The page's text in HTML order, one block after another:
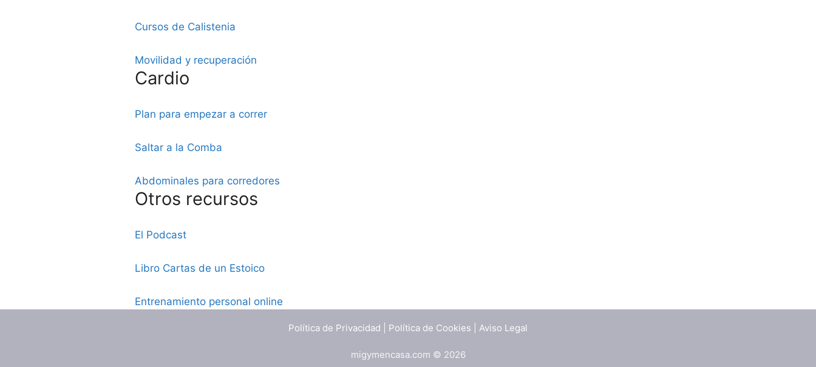
Cursos de Calistenia
Movilidad y recuperación
Cardio
Plan para empezar a correr
Saltar a la Comba
Abdominales para corredores
Otros recursos
El Podcast
Libro Cartas de un Estoico
Entrenamiento personal online
Política de Privacidad Política de Cookies Aviso Legal
migymencasa.com © 2026